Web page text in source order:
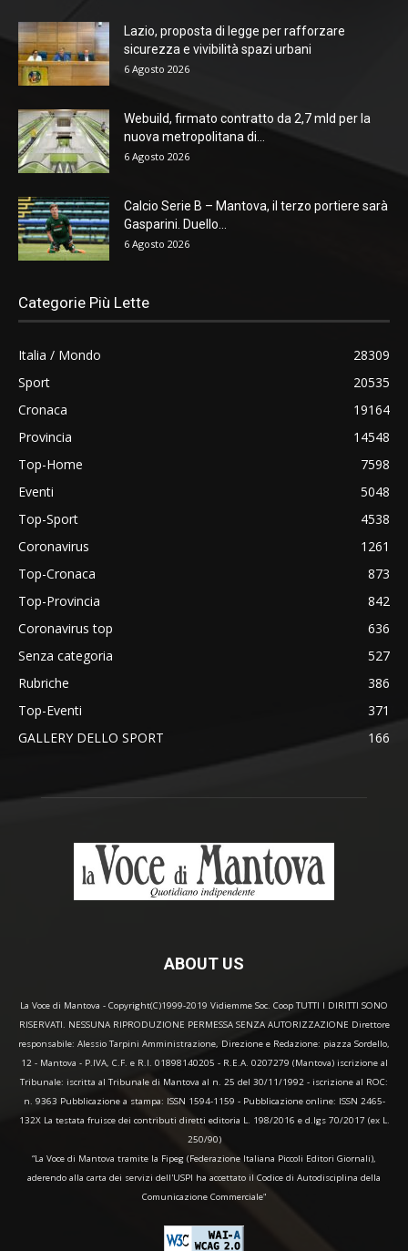
Lazio, proposta di legge per rafforzare
sicurezza e vivibilità spazi urbani
6 Agosto 2026
Webuild, firmato contratto da 2,7 mld per la
nuova metropolitana di...
6 Agosto 2026
Calcio Serie B – Mantova, il terzo portiere sarà
Gasparini. Duello...
6 Agosto 2026
Categorie Più Lette
Italia / Mondo
28309
Sport
20535
Cronaca
19164
Provincia
14548
Top-Home
7598
Eventi
5048
Top-Sport
4538
Coronavirus
1261
Top-Cronaca
873
Top-Provincia
842
Coronavirus top
636
Senza categoria
527
Rubriche
386
Top-Eventi
371
GALLERY DELLO SPORT
166
ABOUT US
La Voce di Mantova - Copyright(C)1999-2019 Vidiemme Soc. Coop TUTTI I DIRITTI SONO
RISERVATI. NESSUNA RIPRODUZIONE PERMESSA SENZA AUTORIZZAZIONE Direttore
responsabile: Alessio Tarpini Amministrazione, Direzione e Redazione: piazza Sordello,
12 - Mantova - P.IVA, C.F. e R.I. 01898140205 - R.E.A. 0207279 (Mantova) iscrizione al
Tribunale: iscritta al Tribunale di Mantova al n. 25 del 30/11/1992 - iscrizione al ROC:
n. 9363 Pubblicazione a stampa: ISSN 1594-1159 - Pubblicazione online: ISSN 2465-
132X La testata fruisce dei contributi diretti editoria L. 198/2016 e d.lgs 70/2017 (ex L.
250/90)
“La Voce di Mantova tramite la Fipeg (Federazione Italiana Piccoli Editori Giornali),
aderendo alla carta dei servizi dell'USPI ha accettato il Codice di Autodisciplina della
Comunicazione Commerciale"